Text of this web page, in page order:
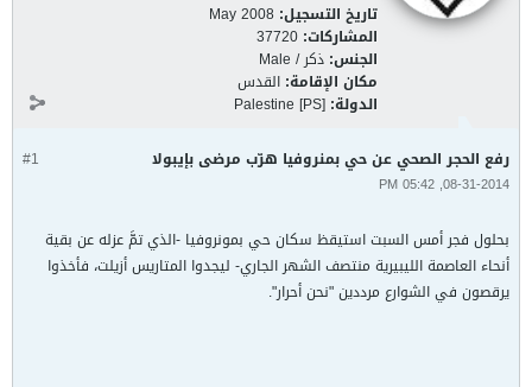
تاريخ التسجيل: May 2008
المشاركات: 37720
الجنس: ذكر / Male
مكان الإقامة: القدس
الدولة: Palestine [PS]
#1 رفع الحجر الصحي عن حي بمنروفيا هرّب مرضى بإيبولا
08-31-2014, 05:42 PM
بحلول فجر أمس السبت استيقظ سكان حي بمونروفيا -الذي تمَّ عزله عن بقية
أنحاء العاصمة الليبيرية منتصف الشهر الجاري- ليجدوا المتاريس أزيلت، فأخذوا
يرقصون في الشوارع مرددين "نحن أحرار".